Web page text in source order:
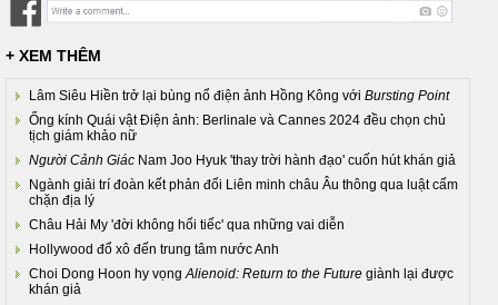
+ XEM THÊM
Lâm Siêu Hiền trở lại bùng nổ điện ảnh Hồng Kông với Bursting Point
Ống kính Quái vật Điện ảnh: Berlinale và Cannes 2024 đều chọn chủ
tịch giám khảo nữ
Người Cảnh Giác Nam Joo Hyuk 'thay trời hành đạo' cuốn hút khán giả
Ngành giải trí đoàn kết phản đối Liên minh châu Âu thông qua luật cấm
chặn địa lý
Châu Hải My 'đời không hối tiếc' qua những vai diễn
Hollywood đổ xô đến trung tâm nước Anh
Choi Dong Hoon hy vọngAlienoid: Return to the Future giành lại được
khán giả